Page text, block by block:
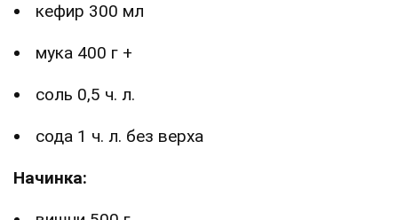
кефир 300 мл
мука 400 г +
соль 0,5 ч. л.
сода 1 ч. л. без верха
Начинка: